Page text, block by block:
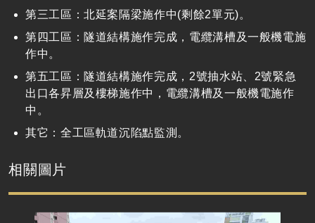
第三工區：北延案隔梁施作中(剩餘2單元)。
第四工區：隧道結構施作完成，電纜溝槽及一般機電施
作中。
第五工區：隧道結構施作完成，2號抽水站、2號緊急
出口各昇層及樓梯施作中，電纜溝槽及一般機電施作
中。
其它：全工區軌道沉陷點監測。
相關圖片